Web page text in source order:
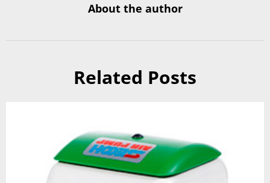
About the author
Related Posts